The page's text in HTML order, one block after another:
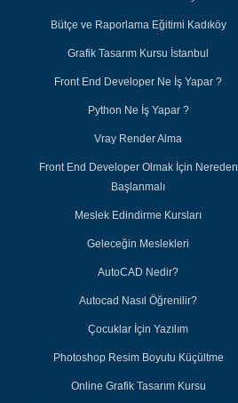
Bütçe ve Raporlama Eğitimi Kadıköy
Grafik Tasarım Kursu İstanbul
Front End Developer Ne İş Yapar ?
Python Ne İş Yapar ?
Vray Render Alma
Front End Developer Olmak İçin Nereden
Başlanmalı
Meslek Edindirme Kursları
Geleceğin Meslekleri
AutoCAD Nedir?
Autocad Nasıl Öğrenilir?
Çocuklar İçin Yazılım
Photoshop Resim Boyutu Küçültme
Online Grafik Tasarım Kursu